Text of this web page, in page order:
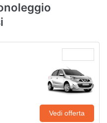
Vedi offerta